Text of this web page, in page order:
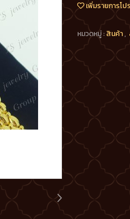
เพิ่มรายการโป
หมวดหมู่ :สินค้า,